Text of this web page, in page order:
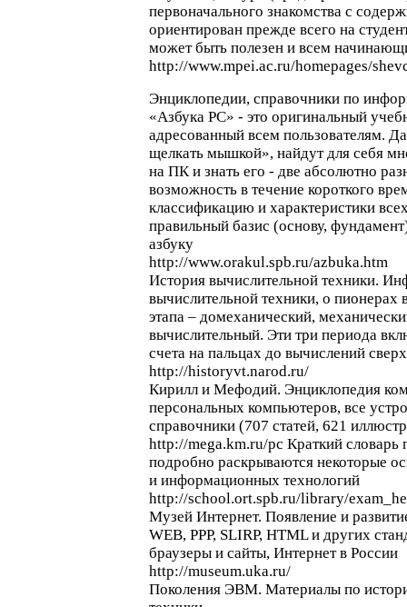
первоначального знакомства с
ориентирован прежде всего на
может быть полезен и всем
http://www.mpei.ac.ru/homepages/
Энциклопедии, справочники по
«Азбука РС» - это оригинальный
адресованный всем пользователям.
щелкать мышкой», найдут для себя
на ПК и знать его - две абсолютно
возможность в течение короткого
классификацию и характеристики
правильный базис (основу,
азбуку
http://www.orakul.spb.ru/azbuka.htm
История вычислительной техники.
вычислительной техники, о пионерах
этапа – домеханический,
вычислительный. Эти три периода
счета на пальцах до вычислений
http://historyvt.narod.ru/
Кирилл и Мефодий. Энциклопедия
персональных компьютеров, все
справочники (707 статей, 621
http://mega.km.ru/pc Краткий словарь
подробно раскрываются некоторые
и информационных технологий
http://school.ort.spb.ru/library/
Музей Интернет. Появление и
WEB, PPP, SLIRP, HTML и других
браузеры и сайты, Интернет в России
http://museum.uka.ru/
Поколения ЭВМ. Материалы по